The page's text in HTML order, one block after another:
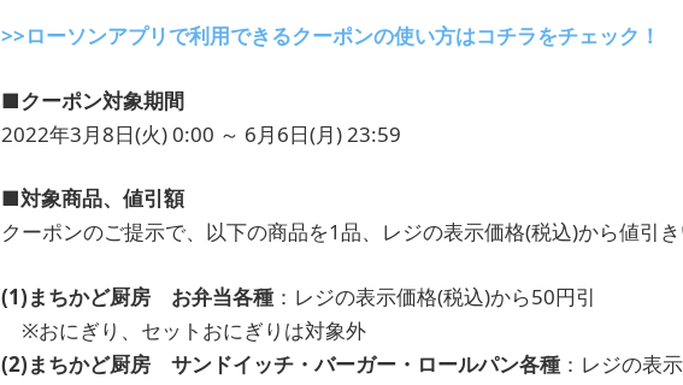
>>ローソンアプリで利用できるクーポンの使い方はコチラをチェック！
■クーポン対象期間
2022年3月8日(火) 0:00 ～ 6月6日(月) 23:59
■対象商品、値引額
クーポンのご提示で、以下の商品を1品、レジの表示価格(税込)から値引き
(1)まちかど厨房 お弁当各種 ：レジの表示価格(税込)から50円引
※おにぎり、セットおにぎりは対象外
(2)まちかど厨房 サンドイッチ・バーガー・ロールパン各種 ：レジの表